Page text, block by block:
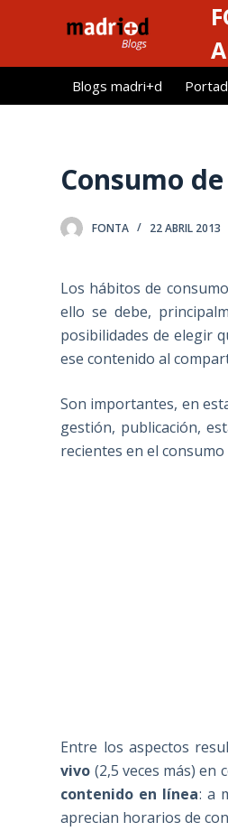
l
Blogs madri+d
Consumo
FONTA 22 ABRIL 2013
Los hábitos de
ello se debe,
posibilidades de elegir
ese contenido al
Son importantes, en
gestión, publicación,
recientes en el
Entre los aspectos
vivo (2,5 veces más) en
contenido en línea: a
aprecian horarios de